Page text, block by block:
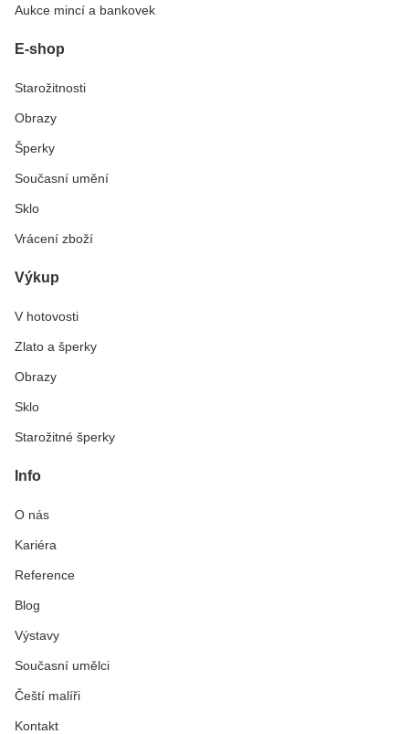
Aukce mincí a bankovek
E-shop
Starožitnosti
Obrazy
Šperky
Současní umění
Sklo
Vrácení zboží
Výkup
V hotovosti
Zlato a šperky
Obrazy
Sklo
Starožitné šperky
Info
O nás
Kariéra
Reference
Blog
Výstavy
Současní umělci
Čeští malíři
Kontakt